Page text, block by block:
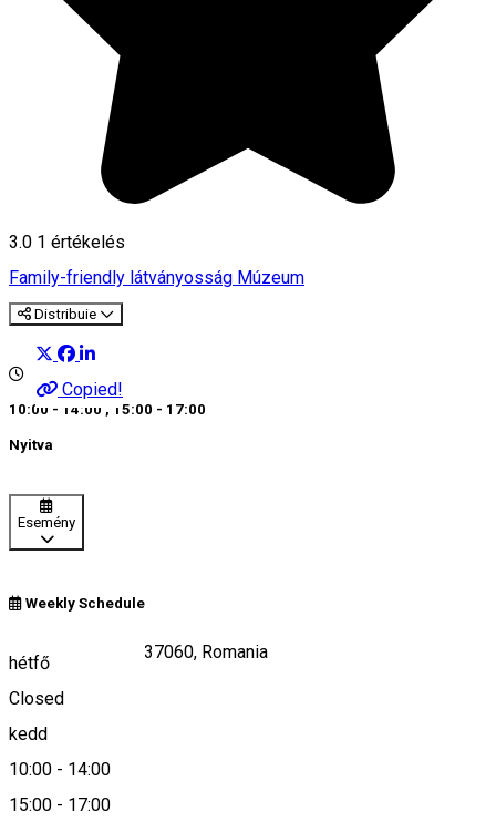
3.0 1 értékelés
Family-friendly látványosság Múzeum
Distribuie
Copied!
10:00 - 14:00 , 15:00 - 17:00
Nyitva
Esemény
Weekly Schedule
hétfő
Closed
kedd
10:00 - 14:00
15:00 - 17:00
DN13A 1469/b, 537060, Romania
Keresd térképen